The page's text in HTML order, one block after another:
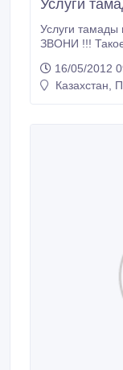
Услуги
Услуги
ЗВОНИ !!! Такое
(свадеб , дни рождения , юбилеи , выпускные и т д )
и услуги фото
16/05/2012
Казахстан,